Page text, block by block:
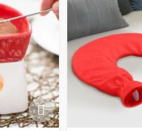
für ein glückliches